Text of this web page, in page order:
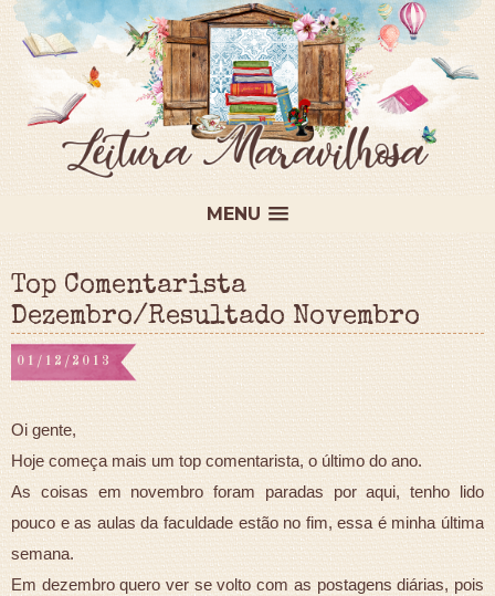
MENU
Top Comentarista
Dezembro/Resultado Novembro
01/12/2013
Oi gente,
Hoje começa mais um top comentarista, o último do ano.
As coisas em novembro foram paradas por aqui, tenho lido
pouco e as aulas da faculdade estão no fim, essa é minha última
semana.
Em dezembro quero ver se volto com as postagens diárias, pois